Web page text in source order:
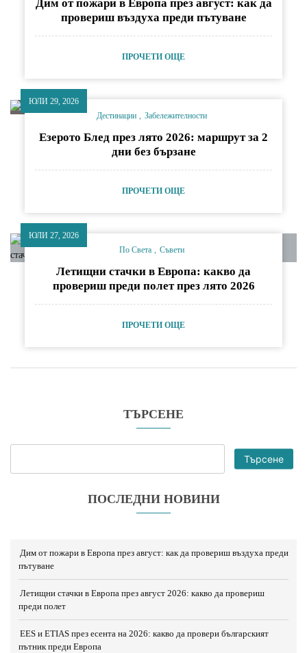
ТЪРСЕНЕ
Търсене
ПОСЛЕДНИ НОВИНИ
Дим от пожари в Европа през август: как да провериш въздуха преди
пътуване
Летищни стачки в Европа през август 2026: какво да провериш
преди полет
EES и ETIAS през есента на 2026: какво да провери българският
пътник преди Европа
Дим от пожари в Европа през август: как да
провериш въздуха преди пътуване
ПРОЧЕТИ ОЩЕ
ЮЛИ 29, 2026
Дестинации
Забележителности
Езерото Блед през лято 2026: маршрут за 2
дни без бързане
ПРОЧЕТИ ОЩЕ
ЮЛИ 27, 2026
По Света
Съвети
Летищни стачки в Европа: какво да
провериш преди полет през лято 2026
ПРОЧЕТИ ОЩЕ